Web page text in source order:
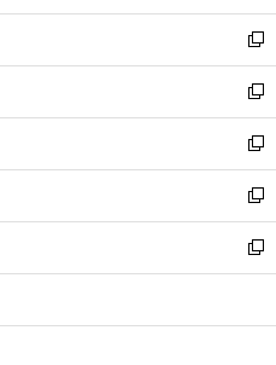
開
く
ウ
で
開
く
ン
ド
ウ
で
開
く
ウ
ィ
ン
ド
ウ
で
開
く
新
し
い
ウ
ィ
ン
ド
ウ
で
開
新
し
い
ウ
ィ
ン
ド
ウ
開
新
し
い
ウ
ィ
ン
ウ
新
し
い
ウ
ン
新
し
ウ